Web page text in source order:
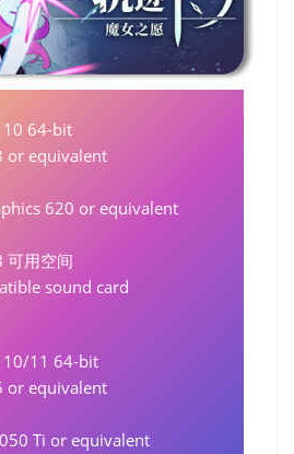
10 64-bit
or equivalent
620 or equivalent
可用空间
sound card
10/11 64-bit
or equivalent
Ti or equivalent